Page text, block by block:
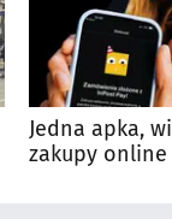
Jedna apka,
zakupy online